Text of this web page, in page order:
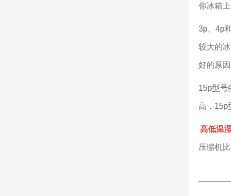
你冰箱
3p、4p
较大的
好的原因
15p型号
高，15p
高低温
压缩机